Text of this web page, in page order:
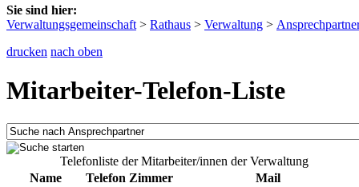
Sie sind hier:
Verwaltungsgemeinschaft > Rathaus > Verwaltung >
drucken nach oben
Mitarbeiter-Telefon-Liste
Telefonliste der Mitarbeiter/innen der Verwaltung
Name
Telefon Zimmer
Mail